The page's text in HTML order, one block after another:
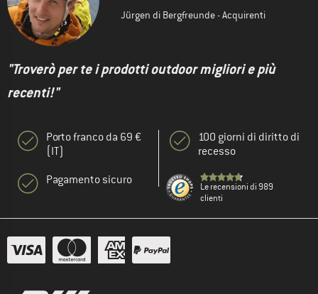
Jürgen di Bergfreunde - Acquirenti
"Troverò per te i prodotti outdoor migliori e più
recenti!"
Porto franco da 69 €
(IT)
Pagamento sicuro
100 giorni di diritto di
recesso
Le recensioni di 989
clienti